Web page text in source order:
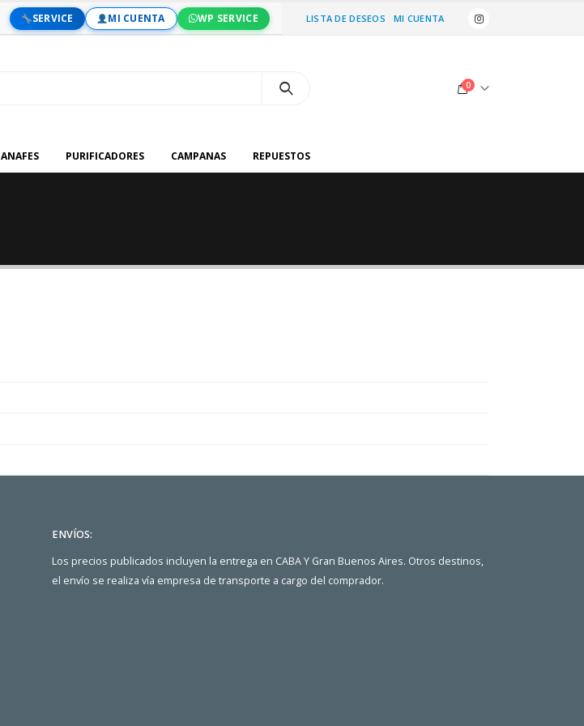
SERVICE MI CUENTA WP SERVICE LISTA DE DESEOS MI CUENTA
0
ANAFES PURIFICADORES CAMPANAS REPUESTOS
ENVÍOS:
Los precios publicados incluyen la entrega en CABA Y Gran Buenos Aires. Otros destinos,
el envío se realiza vía empresa de transporte a cargo del comprador.